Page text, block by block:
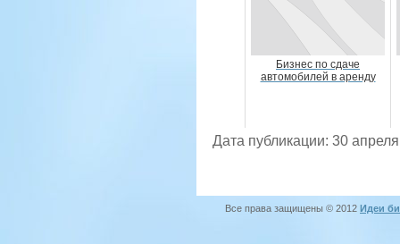
Бизнес по сдаче
автомобилей в аренду
Дата публикации: 30
Все права защищены © 2012 Идеи